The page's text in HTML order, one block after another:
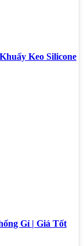
Keo Silicone
Gỉ | Giá Tốt